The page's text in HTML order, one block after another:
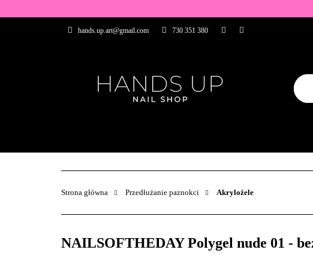
hands.up.art@gmail.com 730 351 380
WSZYSTKIE PRODUKTY
PĘDZELKI
Strona główna Przedłużanie paznokci Akrylożele
NAILSOFTHEDAY Polygel nude 01 -